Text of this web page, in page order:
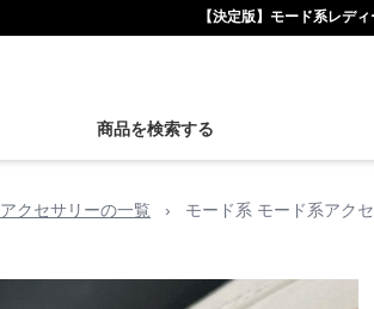
【決定版】モード系レデ
商品を検索する
アクセサリーの一覧 › モード系 モード系アク